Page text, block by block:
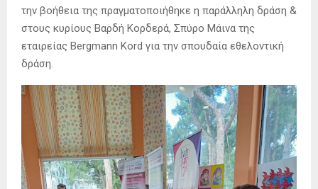
την βοήθεια της πραγματοποιήθηκε η παράλληλη δράση &
στους κυρίους Βαρδή Κορδερά, Σπύρο Μάινα της
εταιρείας Bergmann Kord για την σπουδαία εθελοντική
δράση.